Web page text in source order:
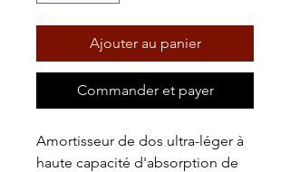
Ajouter au panier
Commander et payer
Amortisseur de dos ultra-léger à
haute capacité d'absorption de